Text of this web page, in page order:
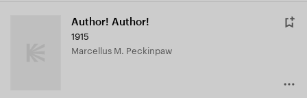
Author! Author!
1915
Marcellus M. Peckinpaw